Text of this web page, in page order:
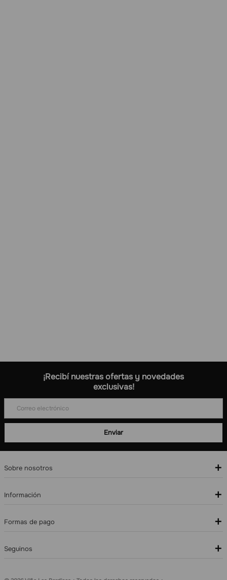
¡Recibí nuestras ofertas y novedades
exclusivas!
Sobre nosotros +
Información +
Formas de pago +
Seguinos +